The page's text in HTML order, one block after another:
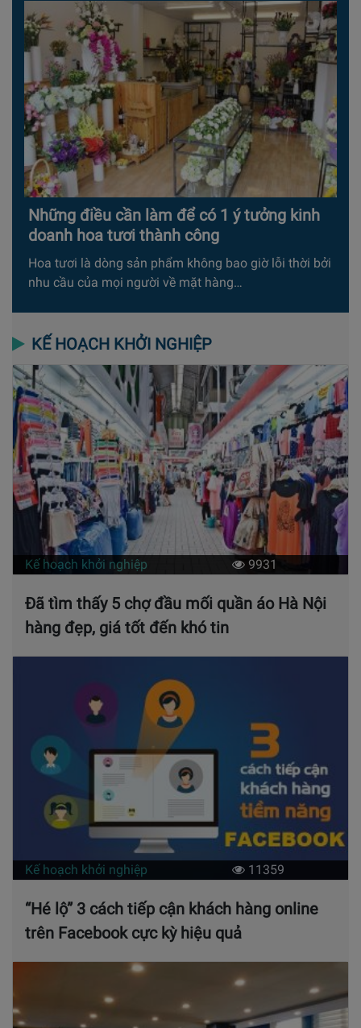
Những điều cần làm để có 1 ý tưởng kinh
doanh hoa tươi thành công
Hoa tươi là dòng sản phẩm không bao giờ lỗi thời bởi
nhu cầu của mọi người về mặt hàng…
KẾ HOẠCH KHỞI NGHIỆP
Kế hoạch khởi nghiệp 9931
Đã tìm thấy 5 chợ đầu mối quần áo Hà Nội
hàng đẹp, giá tốt đến khó tin
Kế hoạch khởi nghiệp 11359
“Hé lộ” 3 cách tiếp cận khách hàng online
trên Facebook cực kỳ hiệu quả